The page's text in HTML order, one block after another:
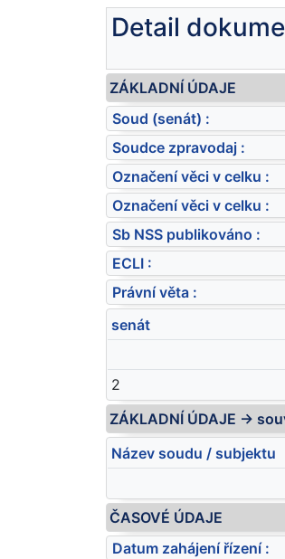
Detail
ZÁKLADNÍ ÚDAJE
Soud (senát) :
Soudce zpravodaj :
Označení věci v celku :
Označení věci v celku :
Sb NSS publikováno :
ECLI :
Právní věta :
senát
2
ZÁKLADNÍ ÚDAJE ->
Název soudu / subjektu
ČASOVÉ ÚDAJE
Datum zahájení řízení :